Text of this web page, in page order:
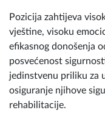
Pozicija zahtijeva
vještine, visoku
efikasnog donošenja
posvećenost
jedinstvenu priliku za
osiguranje njihove
rehabilitacije.